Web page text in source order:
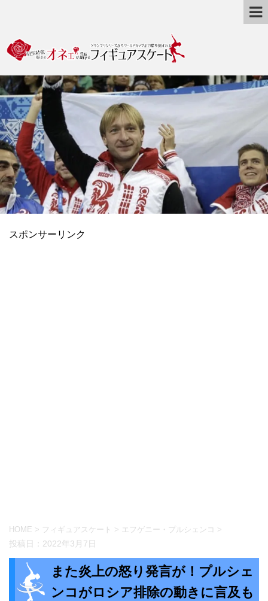
スポンサーリンク
HOME > フィギュアスケート > エフゲニー・プルシェンコ >
投稿日： 2022年3月7日
また炎上の怒り発言が！プルシェ
ンコがロシア排除の動きに言及も